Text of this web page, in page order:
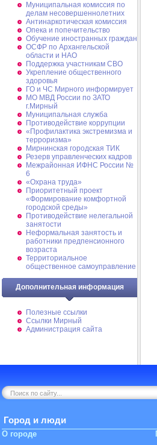
Муниципальная комиссия по
делам несовершеннолетних
Антинаркотическая комиссия
Опека и попечительство
Обучение иностранных граждан
ОСФР по Архангельской
области и НАО
Поддержка участникам СВО
Укрепление общественного
здоровья
ГО и ЧС Мирного информирует
МО МВД России по ЗАТО
г.Мирный
Муниципальная cлужба
Противодействие коррупции
«Профилактика экстремизма и
терроризма»
Мирнинская городская ТИК
Резерв управленческих кадров
Межрайонная ИФНС России №
6
«Охрана труда»
Приоритетный проект
«Формирование комфортной
городской среды»
Противодействие нелегальной
занятости
Неформальная занятость и
работники предпенсионного
возраста
Территориальное
общественное самоуправление
Дополнительная информация
Полезные ссылки
Ссылки Мирный
Администрация сайта
Город и люди
О городе